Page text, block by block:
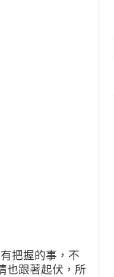
把握的事，不
也跟著起伏，所